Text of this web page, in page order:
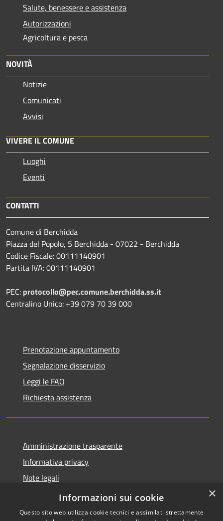
Salute, benessere e assistenza
Autorizzazioni
Agricoltura e pesca
NOVITÀ
Notizie
Comunicati
Avvisi
VIVERE IL COMUNE
Luoghi
Eventi
CONTATTI
Comune di Berchidda
Piazza del Popolo, 5 Berchidda - 07022 - Berchidda
Codice Fiscale: 00111140901
Partita IVA: 00111140901
PEC: protocollo@pec.comune.berchidda.ss.it
Centralino Unico: +39 079 70 39 000
Prenotazione appuntamento
Segnalazione disservizio
Leggi le FAQ
Richiesta assistenza
Amministrazione trasparente
Informativa privacy
Note legali
Dichiarazione di accessibilità
×
Informazioni sui cookie
Questo sito web utilizza cookie tecnici e assimilati strettamente